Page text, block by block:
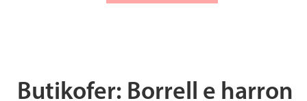
Butikofer: Borrell e harron